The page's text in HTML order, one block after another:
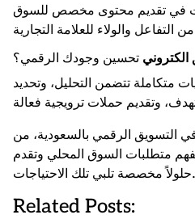
في تقديم محتوى مخصص للسوق
تحسين وجودك الرقمي؟
متكاملة تتضمن التحليل، وتحديد
التسويق الرقمي بالسعودية، من
متطلبات السوق المحلي وتقدم
حلولاً مخصصة تلبي تلك الاحتياجات.
Related Posts: